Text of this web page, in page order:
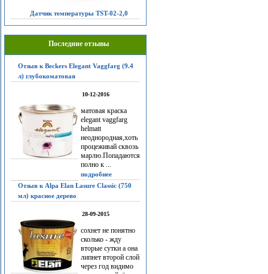
Датчик температуры TST-02-2,0
Последние отзывы
Отзыв к Beckers Elegant Vaggfarg (9.4
л) глубокоматовая
10-12-2016
матовая краска
elegant vaggfarg
helmatt
неоднородная,хоть
процеживай сквозь
марлю.Попадаются
полно к ...
подробнее
Отзыв к Alpa Elan Lasure Classic (750
мл) красное дерево
28-09-2015
сохнет не понятно
сколько - жду
вторые сутки а она
липнет второй слой
через год видимо